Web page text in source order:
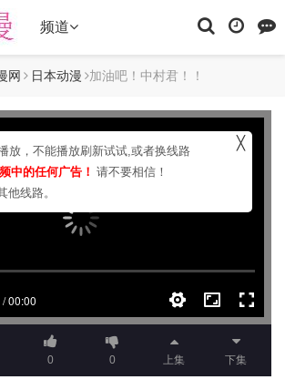
频道
网 日本动漫 加油吧！中村君！！
0 0 上集 下集
放，不能播放刷新试试,或者换线路
中的任何广告！ 请不要相信！
他线路。
╳